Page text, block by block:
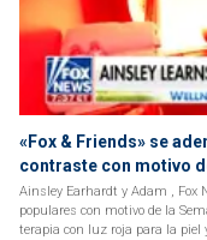
«Fox & Friends» se
contraste con motivo
Ainsley Earhardt y Adam ,
populares con motivo de la
terapia con luz roja para la piel